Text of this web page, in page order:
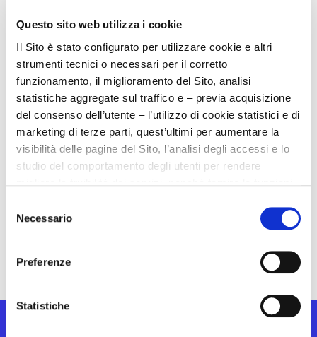
Questo sito web utilizza i cookie
Il Sito è stato configurato per utilizzare cookie e altri
strumenti tecnici o necessari per il corretto
funzionamento, il miglioramento del Sito, analisi
statistiche aggregate sul traffico e – previa acquisizione
del consenso dell’utente – l’utilizzo di cookie statistici e di
marketing di terze parti, quest’ultimi per aumentare la
visibilità delle pagine del Sito, l’analisi degli accessi e lo
studio del comportamento degli utenti per rendere
Il Sito non mostra contenuti o annunci pubblicitari, ma
raccogliamo informazioni sul modo in cui viene utilizzato
il nostro sito e li forniamo, in forma pseudoanonimizzata,
informazioni in loro possesso, raccolte durante l’utilizzo
delNecessario
Preferenze
Statistiche
all’indirizzo: Cablotech S.r.l. – Organismo di Vigilanza
Scarica la parte generale del MOGC (PDF)->
Scarica il regolamento regali (PDF) ->